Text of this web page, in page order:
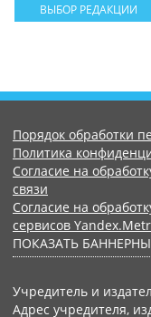
ВЫБОР РЕДАКЦИИ
Порядок обработки
Политика
Согласие на
связи
Согласие на
сервисов
ПОКАЗАТЬ
Учредитель и
Адрес учредителя,